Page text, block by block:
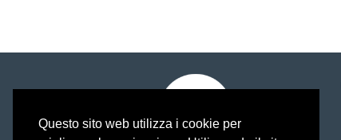
Questo sito web utilizza i cookie per